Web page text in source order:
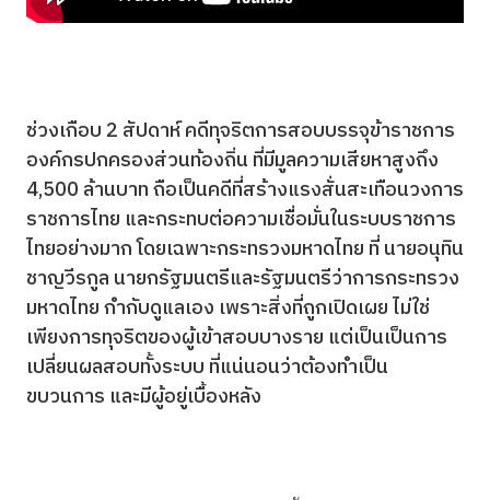
ช่วงเกือบ 2 สัปดาห์ คดีทุจริตการสอบบรรจุข้าราชการ
องค์กรปกครองส่วนท้องถิ่น ที่มีมูลความเสียหาสูงถึง
4,500 ล้านบาท ถือเป็นคดีที่สร้างแรงสั่นสะเทือนวงการ
ราชการไทย และกระทบต่อความเชื่อมั่นในระบบราชการ
ไทยอย่างมาก โดยเฉพาะกระทรวงมหาดไทย ที่ นายอนุทิน
ชาญวีรกูล นายกรัฐมนตรีและรัฐมนตรีว่าการกระทรวง
มหาดไทย กำกับดูแลเอง เพราะสิ่งที่ถูกเปิดเผย ไม่ใช่
เพียงการทุจริตของผู้เข้าสอบบางราย แต่เป็นเป็นการ
เปลี่ยนผลสอบทั้งระบบ ที่แน่นอนว่าต้องทำเป็น
ขบวนการ และมีผู้อยู่เบื้องหลัง